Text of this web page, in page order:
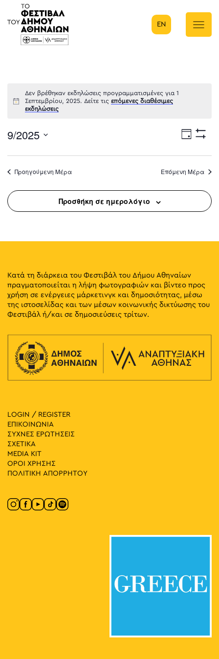
Κύρια πλοήγηση
EN
Δεν βρέθηκαν εκδηλώσεις προγραμματισμένες για 1
Σεπτεμβρίου, 2025. Δείτε τις επόμενες διαθέσιμες
εκδηλώσεις
Ημέρα
9/2025
date.
Προηγούμενη Μέρα Επόμενη Μέρα
Προσθήκη σε ημερολόγιο
Κατά τη διάρκεια του Φεστιβάλ του Δήμου Αθηναίων
πραγματοποιείται η λήψη φωτογραφιών και βίντεο προς
χρήση σε ενέργειες μάρκετινγκ και δημοσιότητας, μέσω
της ιστοσελίδας και των μέσων κοινωνικής δικτύωσης του
Φεστιβάλ ή/και σε δημοσιεύσεις τρίτων.
LOGIN / REGISTER
ΕΠΙΚΟΙΝΩΝΙΑ
ΣΥΧΝΕΣ ΕΡΩΤΗΣΕΙΣ
ΣΧΕΤΙΚΑ
MEDIA ΚIT
ΟΡΟΙ ΧΡΗΣΗΣ
ΠΟΛΙΤΙΚΗ ΑΠΟΡΡΗΤΟΥ